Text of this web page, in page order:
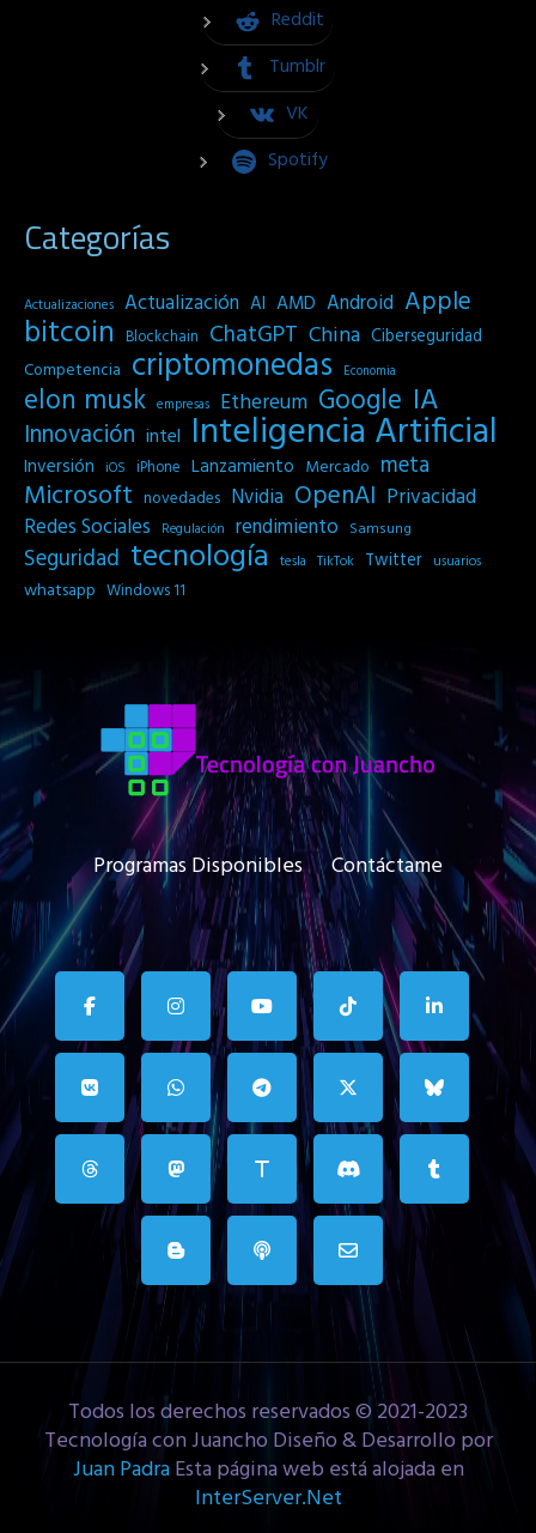
Reddit
Tumblr
VK
Spotify
Categorías
Actualizaciones Actualización AI AMD Android Apple
bitcoin Blockchain ChatGPT China Ciberseguridad
Competencia criptomonedas Economia
elon musk empresas Ethereum Google IA
Innovación intel Inteligencia Artificial
Inversión iOS iPhone Lanzamiento Mercado meta
Microsoft novedades Nvidia OpenAI Privacidad
Redes Sociales
Regulación rendimiento Samsung
Seguridad tecnología tesla TikTok Twitter usuarios
whatsapp Windows 11
Programas Disponibles Contáctame
Todos los derechos reservados © 2021-2023
Tecnología con Juancho Diseño & Desarrollo por
Juan PadraEsta página web está alojada en
InterServer.Net